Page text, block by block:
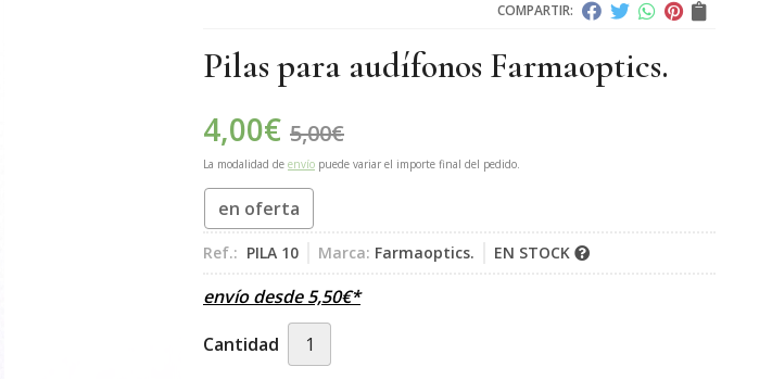
COMPARTIR:
Pilas para audífonos Farmaoptics.
4,00€ 5,00€
La modalidad de envío puede variar el importe final del pedido.
en oferta
Ref.: PILA 10 Marca: Farmaoptics. EN STOCK
envío desde5,50€*
Cantidad